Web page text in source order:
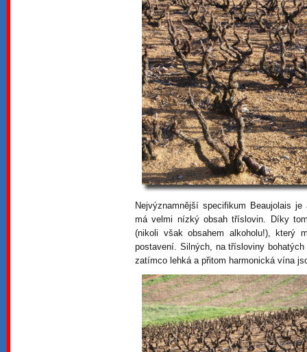
Nejvýznamnější specifikum Beaujolais
má velmi nízký obsah tříslovin. Díky
(nikoli však obsahem alkoholu!), který
postavení. Silných, na třísloviny
zatímco lehká a přitom harmonická vína